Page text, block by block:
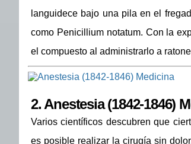
languidece bajo una pila en el
como Penicillium notatum. Con la
el compuesto al administrarlo a
2. Anestesia (1842-1846)
Varios científicos descubren que
es posible realizar la cirugía sin